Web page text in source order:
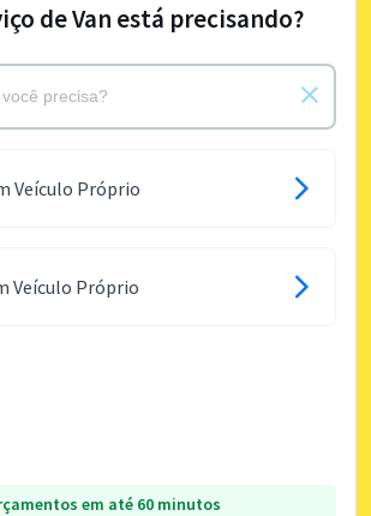
de Van está precisando?
Veículo Próprio
Veículo Próprio
em até 60 minutos